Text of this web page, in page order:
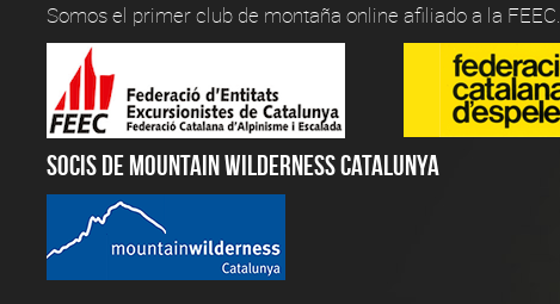
Somos el primer club de montaña online afiliado a la FEEC.
Socis de Mountain Wilderness Catalunya